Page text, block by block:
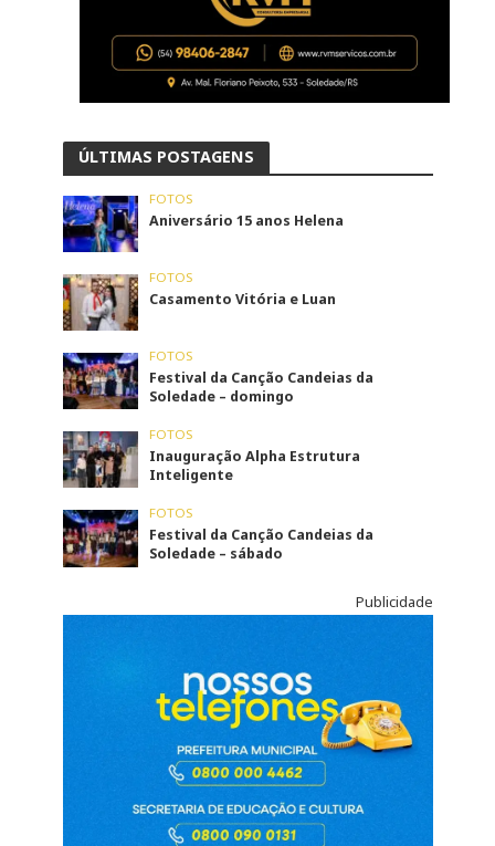
ÚLTIMAS POSTAGENS
FOTOS
Aniversário 15 anos Helena
FOTOS
Casamento Vitória e Luan
FOTOS
Festival da Canção Candeias da
Soledade – domingo
FOTOS
Inauguração Alpha Estrutura
Inteligente
FOTOS
Festival da Canção Candeias da
Soledade – sábado
Publicidade